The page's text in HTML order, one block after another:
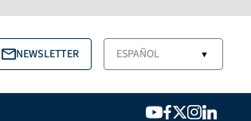
NEWSLETTER ESPAÑOL ▼